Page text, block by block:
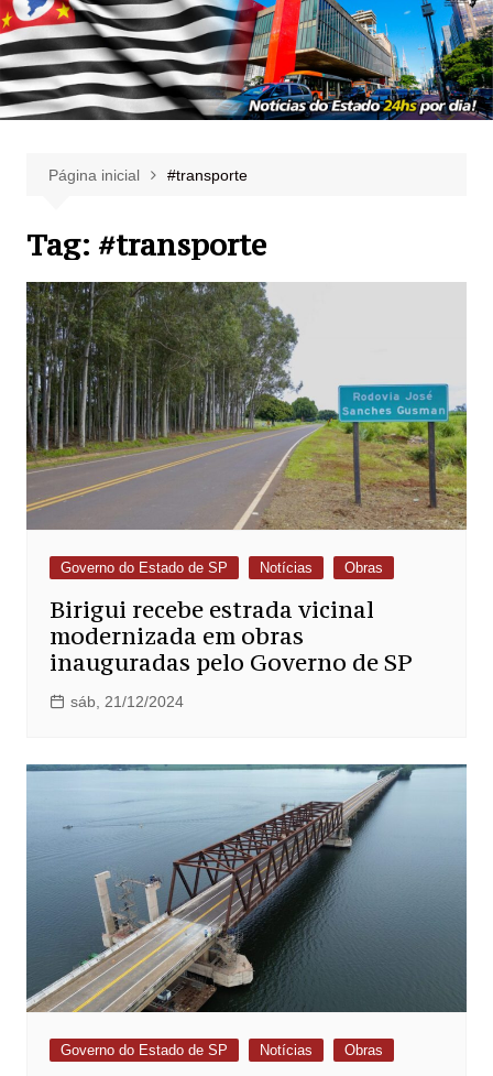
Página inicial #transporte
Tag: #transporte
Governo do Estado de SP Notícias Obras
Birigui recebe estrada vicinal
modernizada em obras
inauguradas pelo Governo de SP
sáb, 21/12/2024
Governo do Estado de SP Notícias Obras